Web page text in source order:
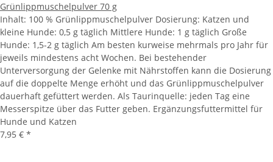
Grünlippmuschelpulver 70 g
Inhalt: 100 % Grünlippmuschelpulver Dosierung: Katzen und
kleine Hunde: 0,5 g täglich Mittlere Hunde: 1 g täglich Große
Hunde: 1,5-2 g täglich Am besten kurweise mehrmals pro Jahr für
jeweils mindestens acht Wochen. Bei bestehender
Unterversorgung der Gelenke mit Nährstoffen kann die Dosierung
auf die doppelte Menge erhöht und das Grünlippmuschelpulver
dauerhaft gefüttert werden. Als Taurinquelle: jeden Tag eine
Messerspitze über das Futter geben. Ergänzungsfuttermittel für
Hunde und Katzen
7,95 € *